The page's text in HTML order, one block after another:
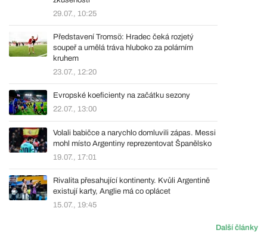
29.07., 10:25
Představení Tromsö: Hradec čeká rozjetý
soupeř a umělá tráva hluboko za polárním
kruhem
23.07., 12:20
Evropské koeficienty na začátku sezony
22.07., 13:00
Volali babičce a narychlo domluvili zápas. Messi
mohl místo Argentiny reprezentovat Španělsko
19.07., 17:01
Rivalita přesahující kontinenty. Kvůli Argentině
existují karty, Anglie má co oplácet
15.07., 19:45
Další články